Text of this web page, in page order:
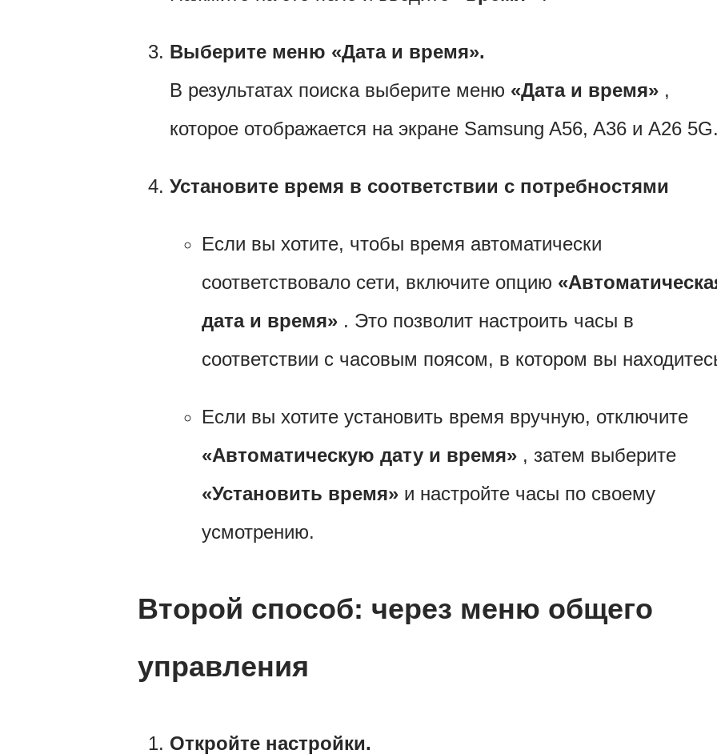
Выберите меню «Дата и время».
В результатах поиска выберите меню «Дата и время» ,
которое отображается на экране Samsung A56, A36 и A26
Установите время в соответствии с потребностями
Если вы хотите, чтобы время автоматически
соответствовало сети, включите опцию
дата и время» . Это позволит настроить часы в
соответствии с часовым поясом, в котором вы
Если вы хотите установить время вручную, отключите
«Автоматическую дату и время» , затем выберите
«Установить время» и настройте часы по своему
усмотрению.
Второй способ: через меню общего
управления
Откройте настройки.